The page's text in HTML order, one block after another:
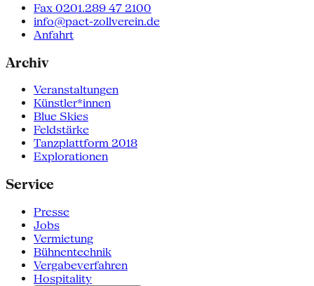
Fax 0201.289 47 2100
info@pact-zollverein.de
Anfahrt
Archiv
Veranstaltungen
Künstler*innen
Blue Skies
Feldstärke
Tanzplattform 2018
Explorationen
Service
Presse
Jobs
Vermietung
Bühnentechnik
Vergabeverfahren
Hospitality